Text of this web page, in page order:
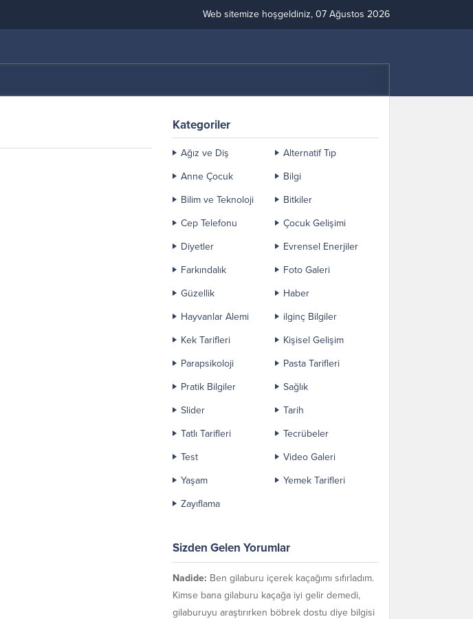
Web sitemize hoşgeldiniz, 07 Ağustos 2026
Kategoriler
Ağız ve Diş
Alternatif Tıp
Anne Çocuk
Bilgi
Bilim ve Teknoloji
Bitkiler
Cep Telefonu
Çocuk Gelişimi
Diyetler
Evrensel Enerjiler
Farkındalık
Foto Galeri
Güzellik
Haber
Hayvanlar Alemi
ilginç Bilgiler
Kek Tarifleri
Kişisel Gelişim
Parapsikoloji
Pasta Tarifleri
Pratik Bilgiler
Sağlık
Slider
Tarih
Tatlı Tarifleri
Tecrübeler
Test
Video Galeri
Yaşam
Yemek Tarifleri
Zayıflama
Sizden Gelen Yorumlar
Nadide: Ben gilaburu içerek kaçağımı sıfırladım.
Kimse bana gilaburu kaçağa iyi gelir demedi,
gilaburuyu araştırırken böbrek dostu diye bilgisi